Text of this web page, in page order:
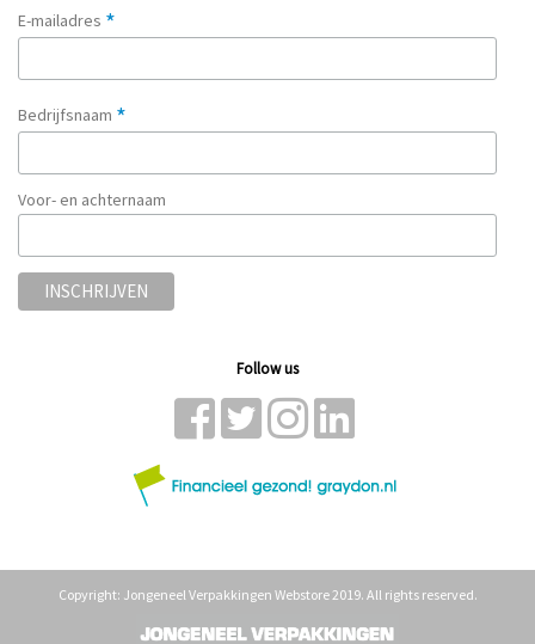
E-mailadres *
Bedrijfsnaam *
Voor- en achternaam
Follow us
Copyright: Jongeneel Verpakkingen Webstore 2019. All rights reserved.